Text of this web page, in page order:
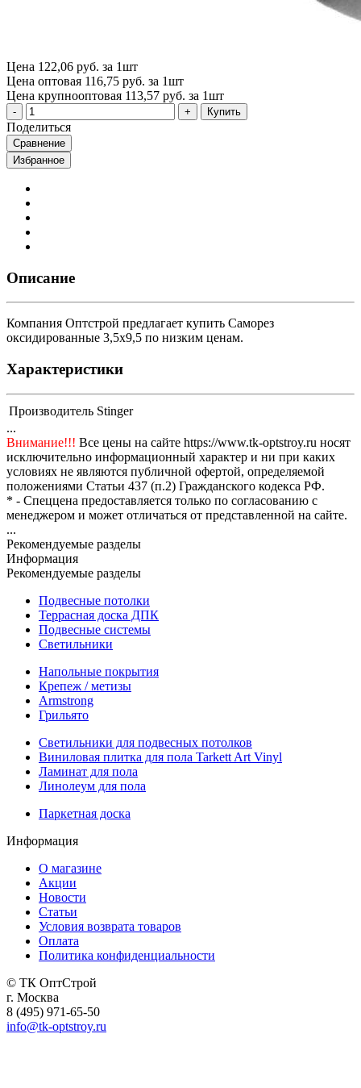
Цена 122,06 руб. за 1шт
Цена оптовая 116,75 руб. за 1шт
Цена крупнооптовая 113,57 руб. за 1шт
Купить
Поделиться
Сравнение
Избранное
Описание
Компания Оптстрой предлагает купить Саморез
оксидированные 3,5х9,5 по низким ценам.
Характеристики
Производитель Stinger
...
Внимание!!! Все цены на сайте https://www.tk-optstroy.ru носят
исключительно информационный характер и ни при каких
условиях не являются публичной офертой, определяемой
положениями Статьи 437 (п.2) Гражданского кодекса РФ.
* - Спеццена предоставляется только по согласованию с
менеджером и может отличаться от представленной на сайте.
...
Рекомендуемые разделы
Информация
Рекомендуемые разделы
Подвесные потолки
Террасная доска ДПК
Подвесные системы
Светильники
Напольные покрытия
Крепеж / метизы
Armstrong
Грильято
Светильники для подвесных потолков
Виниловая плитка для пола Tarkett Art Vinyl
Ламинат для пола
Линолеум для пола
Паркетная доска
Информация
О магазине
Акции
Новости
Статьи
Условия возврата товаров
Оплата
Политика конфиденциальности
© ТК ОптСтрой
г. Москва
8 (495) 971-65-50
info@tk-optstroy.ru